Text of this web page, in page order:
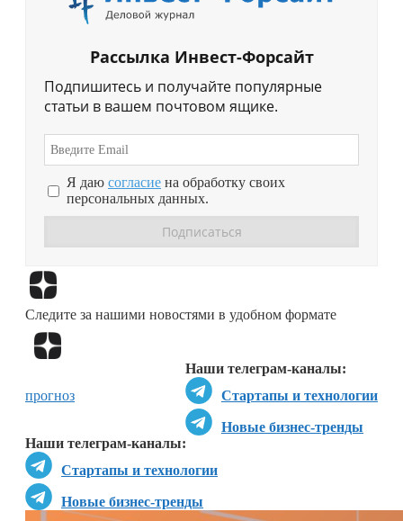
Рассылка Инвест-Форсайт
Подпишитесь и получайте популярные
статьи в вашем почтовом ящике.
Я даю согласие на обработку своих
персональных данных.
Следите за нашими новостями в удобном формате
Наши телеграм-каналы:
Стартапы и технологии
Новые бизнес-тренды
Наши телеграм-каналы:
Стартапы и технологии
Новые бизнес-тренды
прогноз